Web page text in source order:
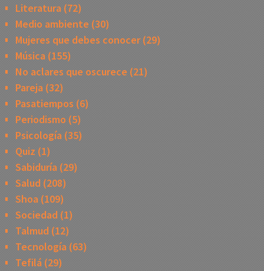
Literatura(72)
Medio ambiente (30)
Mujeres que debes conocer(29)
Música(155)
No aclares que oscurece (21)
Pareja(32)
Pasatiempos (6)
Periodismo (5)
Psicología(35)
Quiz (1)
Sabiduría(29)
Salud (208)
Shoa(109)
Sociedad(1)
Talmud (12)
Tecnología(63)
Tefilá(29)